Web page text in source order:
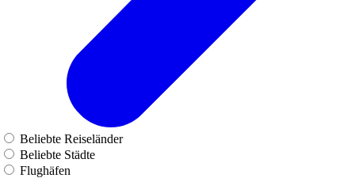
Beliebte Reiseländer
Beliebte Städte
Flughäfen